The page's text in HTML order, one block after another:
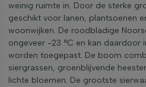
weinig ruimte in. Door de sterke
geschikt voor lanen, plantsoenen
woonwijken. De roodbladige
ongeveer -23 °C en kan daardoor
worden toegepast. De boom
siergrassen, groenblijvende
lichte bloemen. De grootste